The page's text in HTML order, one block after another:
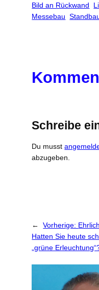
Bild an Rückwand
Messebau
Schreibe
Du musst
abzugeben.
← Vorherige:
Hatten Sie heute
„grüne